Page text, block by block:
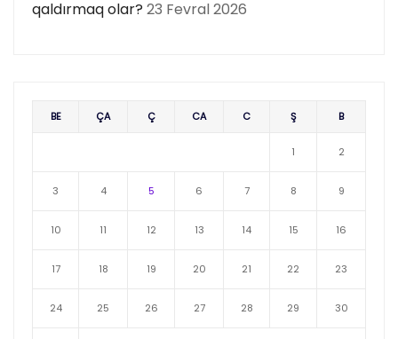
qaldırmaq olar? 23 Fevral 2026
BE ÇA Ç CA C Ş B
1 2
3 4 5 6 7 8 9
10 11 12 13 14 15 16
17 18 19 20 21 22 23
24 25 26 27 28 29 30